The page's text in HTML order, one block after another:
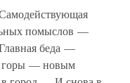
помыслов —
беда —
горы — новым